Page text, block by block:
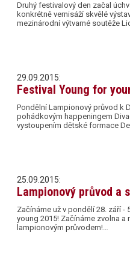
Druhý festivalový den začal
konkrétně vernisáží skvělé
mezinárodní výtvarné soutěže
29.09.2015:
Festival Young for
Pondělní Lampionový průvod k
pohádkovým happeningem
vystoupením dětské formace
25.09.2015:
Lampionový průvod a
Začínáme už v pondělí 28. září -
young 2015! Začínáme zvolna
lampionovým průvodem!…